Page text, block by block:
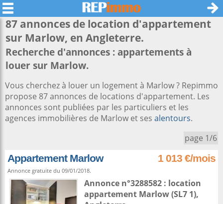
87 annonces de location d'appartement
sur Marlow, en Angleterre.
Recherche d'annonces : appartements à
louer sur Marlow.
Vous cherchez à louer un logement à Marlow ? Repimmo
propose 87 annonces de locations d'appartement. Les
annonces sont publiées par les particuliers et les
agences immobilières de Marlow et ses alentours.
page 1/6
Appartement Marlow 1 013 €/mois
Annonce gratuite du 09/01/2018.
Annonce n°3288582 : location
appartement Marlow(SL7 1),